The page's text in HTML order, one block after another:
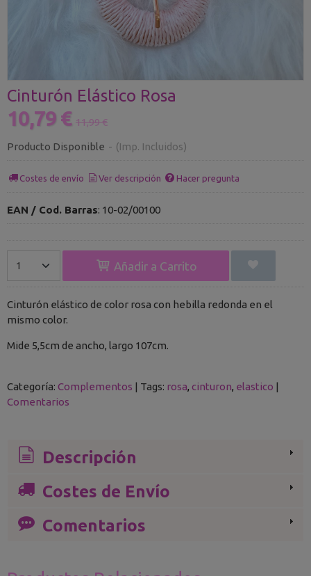
Cinturón Elástico Rosa
10,79 € 11,99 €
Producto Disponible - (Imp. Incluidos)
Costes de envío Ver descripción Hacer pregunta
EAN / Cod. Barras: 10-02/00100
Añadir a Carrito
Cinturón elástico de color rosa con hebilla redonda en el
mismo color.
Mide 5,5cm de ancho, largo 107cm.
Categoría: Complementos | Tags: rosa cinturon elastico |
Comentarios
Descripción
Costes de Envío
Comentarios